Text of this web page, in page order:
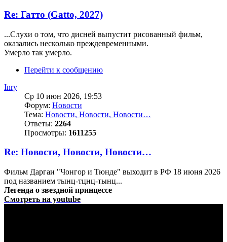
Re: Гатто (Gatto, 2027)
...Слухи о том, что дисней выпустит рисованный фильм,
оказались несколько преждевременными.
Умерло так умерло.
Перейти к сообщению
Inry
Ср 10 июн 2026, 19:53
Форум: Новости
Тема: Новости, Новости, Новости…
Ответы: 2264
Просмотры: 1611255
Re: Новости, Новости, Новости…
Фильм Даргаи "Чонгор и Тюнде" выходит в РФ 18 июня 2026
под названием тынц-тцнц-тынц...
Легенда о звездной принцессе
Смотреть на youtube